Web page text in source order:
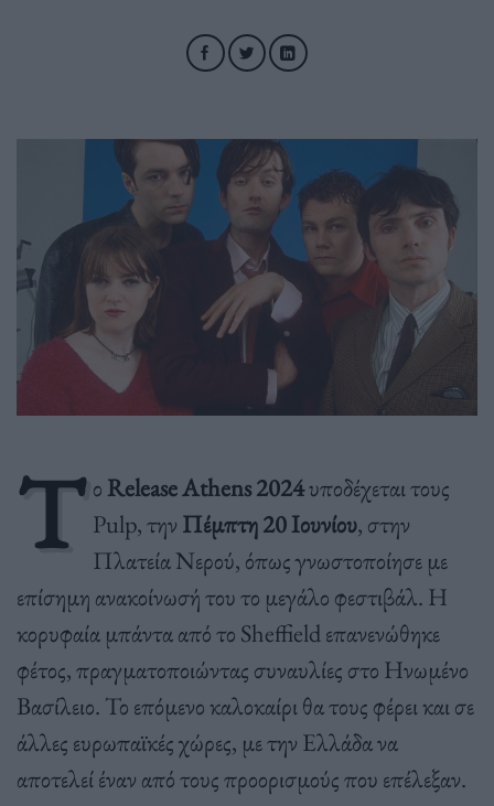
Τ οRelease Athens 2024υποδέχεται τους
Pulp, την Πέμπτη 20 Iουνίου, στην
Πλατεία Νερού, όπως γνωστοποίησε με
επίσημη ανακοίνωσή του το μεγάλο φεστιβάλ. H
κορυφαία μπάντα από το Sheffield επανενώθηκε
φέτος, πραγματοποιώντας συναυλίες στο Ηνωμένο
Βασίλειο. Το επόμενο καλοκαίρι θα τους φέρει και σε
άλλες ευρωπαϊκές χώρες, με την Ελλάδα να
αποτελεί έναν από τους προορισμούς που επέλεξαν.